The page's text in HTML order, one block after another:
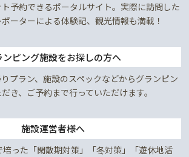
予約できるポータルサイト。実際に訪問した
ーターによる体験記、観光情報も満載！
ンピング施設をお探しの方へ
プラン、施設のスペックなどからグランピン
き、ご予約まで行っていただけます。
施設運営者様へ
培った「閑散期対策」「冬対策」「遊休地活